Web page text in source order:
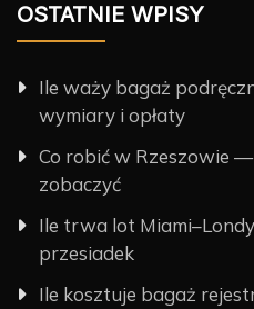
OSTATNIE WPISY
Ile waży bagaż
wymiary i opłaty
Co robić w Rzeszowie
zobaczyć
Ile trwa lot
przesiadek
Ile kosztuje bagaż